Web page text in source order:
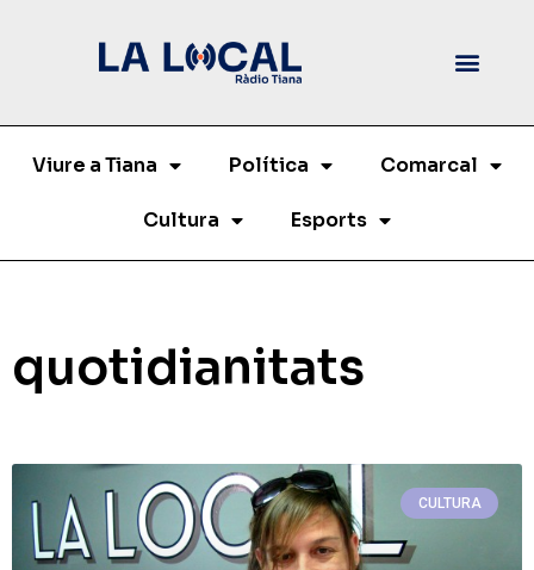
Viure a Tiana Política Comarcal
Cultura Esports
quotidianitats
CULTURA